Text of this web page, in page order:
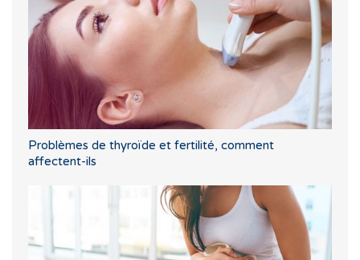
Problèmes de thyroïde et fertilité, comment
affectent-ils